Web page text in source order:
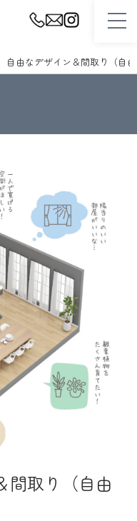
由なデザイン＆間取り（自
取り（自由